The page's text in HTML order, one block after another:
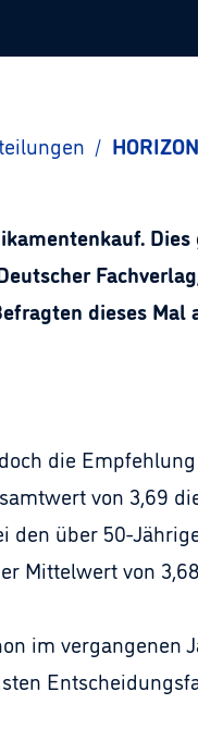
/
dieses
die
von 3,69
den über 50-
Mittelwert von
im vergangenen